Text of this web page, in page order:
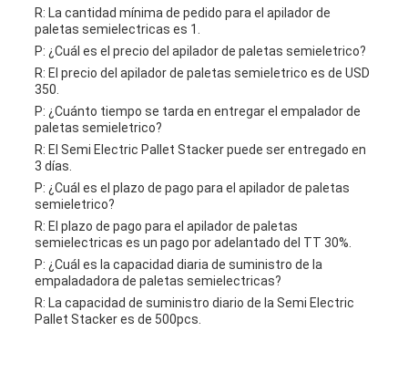
R: La cantidad mínima de pedido para el apilador de
paletas semielectricas es 1.
P: ¿Cuál es el precio del apilador de paletas semieletrico?
R: El precio del apilador de paletas semieletrico es de USD
350.
P: ¿Cuánto tiempo se tarda en entregar el empalador de
paletas semieletrico?
R: El Semi Electric Pallet Stacker puede ser entregado en
3 días.
P: ¿Cuál es el plazo de pago para el apilador de paletas
semieletrico?
R: El plazo de pago para el apilador de paletas
semielectricas es un pago por adelantado del TT 30%.
P: ¿Cuál es la capacidad diaria de suministro de la
empaladadora de paletas semielectricas?
R: La capacidad de suministro diario de la Semi Electric
Pallet Stacker es de 500pcs.